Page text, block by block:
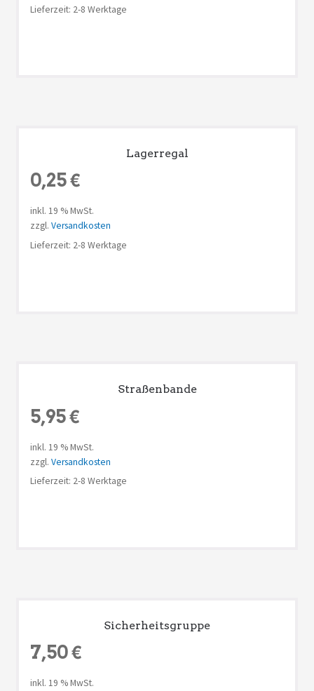
Lieferzeit: 2-8 Werktage
Lagerregal
0,25€
inkl. 19 % MwSt.
zzgl. Versandkosten
Lieferzeit: 2-8 Werktage
Straßenbande
5,95€
inkl. 19 % MwSt.
zzgl. Versandkosten
Lieferzeit: 2-8 Werktage
Sicherheitsgruppe
7,50€
inkl. 19 % MwSt.